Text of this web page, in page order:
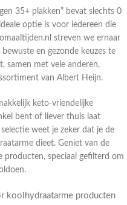
35+ plakken” bevat slechts 0
optie is voor iedereen die
streven we ernaar
en gezonde keuzes te
samen met vele anderen,
van Albert Heijn.
keto-vriendelijke
bent of liever thuis laat
weet je zeker dat je de
dieet. Geniet van de
producten, speciaal gefilterd om
koolhydraatarme producten